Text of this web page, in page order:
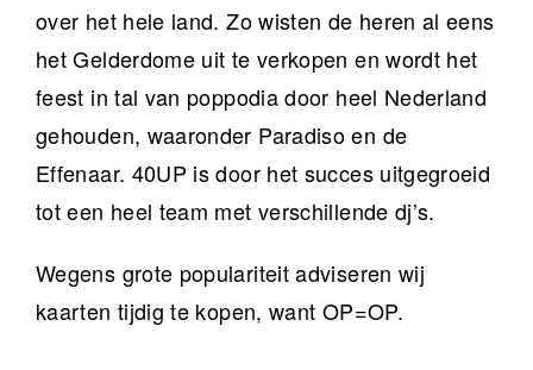
over het hele land. Zo wisten de heren al eens
het Gelderdome uit te verkopen en wordt het
feest in tal van poppodia door heel Nederland
gehouden, waaronder Paradiso en de
Effenaar. 40UP is door het succes uitgegroeid
tot een heel team met verschillende dj’s.
Wegens grote populariteit adviseren wij
kaarten tijdig te kopen, want OP=OP.